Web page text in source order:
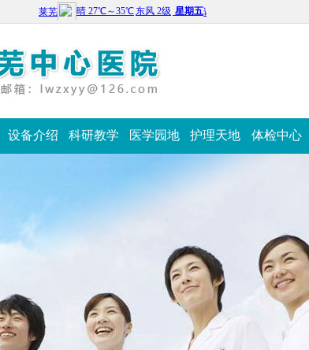
设备介绍 科研教学 医学园地 护理天地 体检中心